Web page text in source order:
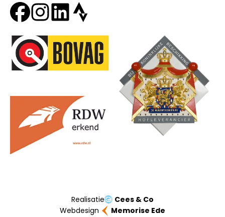
Onze partners
Realisatie
Cees & Co
Webdesign
Memorise Ede